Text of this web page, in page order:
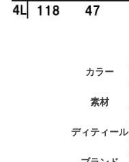
カラー
素材
ディティール